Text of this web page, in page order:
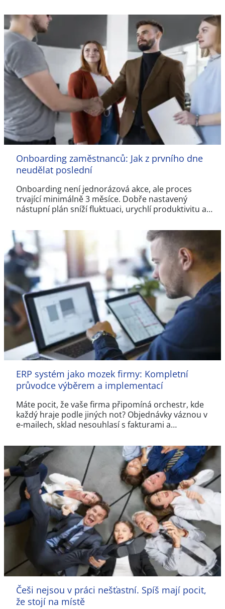
Onboarding zaměstnanců: Jak z prvního dne
neudělat poslední
Onboarding není jednorázová akce, ale proces
trvající minimálně 3 měsíce. Dobře nastavený
nástupní plán sníží fluktuaci, urychlí produktivitu a…
ERP systém jako mozek firmy: Kompletní
průvodce výběrem a implementací
Máte pocit, že vaše firma připomíná orchestr, kde
každý hraje podle jiných not? Objednávky váznou v
e-mailech, sklad nesouhlasí s fakturami a…
Češi nejsou v práci nešťastní. Spíš mají pocit,
že stojí na místě